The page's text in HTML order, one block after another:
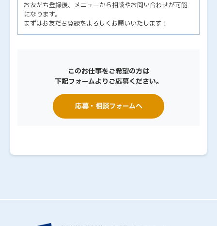
お友だち登録後、メニューから相談やお問い合わせが可能
になります。
まずはお友だち登録をよろしくお願いいたします！
このお仕事をご希望の方は
下記フォームよりご応募ください。
応募・相談フォームへ